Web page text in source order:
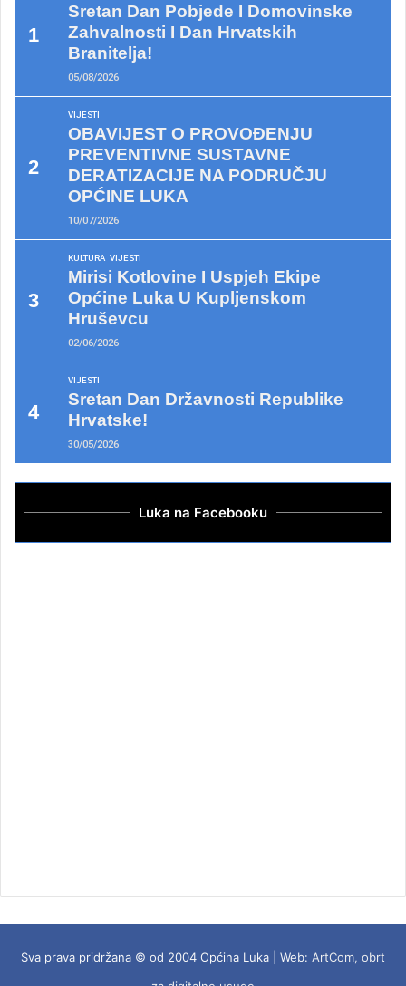
Sretan Dan Pobjede I Domovinske
Zahvalnosti I Dan Hrvatskih
Branitelja!
05/08/2026
VIJESTI
OBAVIJEST O PROVOĐENJU
PREVENTIVNE SUSTAVNE
DERATIZACIJE NA PODRUČJU
OPĆINE LUKA
10/07/2026
KULTURA VIJESTI
Mirisi Kotlovine I Uspjeh Ekipe
Općine Luka U Kupljenskom
Hruševcu
02/06/2026
VIJESTI
Sretan Dan Državnosti Republike
Hrvatske!
30/05/2026
Luka na Facebooku
Sva prava pridržana © od 2004 Općina Luka | Web: ArtCom, obrt